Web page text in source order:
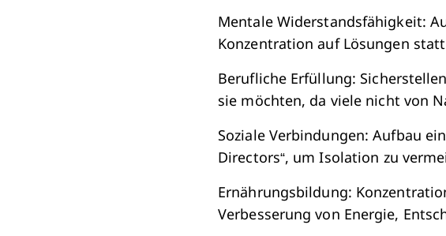
Mentale Widerstandsfähigkeit:
Konzentration auf Lösungen
Berufliche Erfüllung:
sie möchten, da viele nicht von
Soziale Verbindungen: Aufbau
Directors“, um Isolation zu
Ernährungsbildung:
Verbesserung von Energie,